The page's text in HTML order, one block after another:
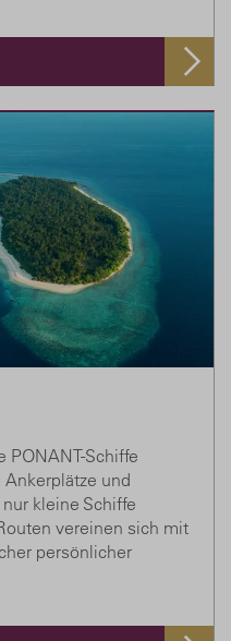
PONANT-Schiffe
und
kleine Schiffe
vereinen sich mit
persönlicher